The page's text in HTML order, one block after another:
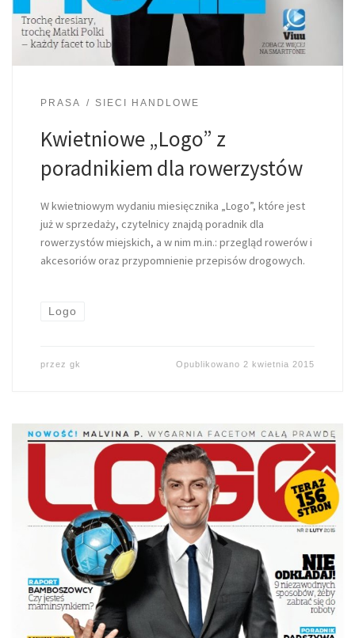
PRASA SIECI HANDLOWE
Kwietniowe „Logo” z
poradnikiem dla rowerzystów
W kwietniowym wydaniu miesięcznika „Logo”, które jest
już w sprzedaży, czytelnicy znajdą poradnik dla
rowerzystów miejskich, a w nim m.in.: przegląd rowerów i
akcesoriów oraz przypomnienie przepisów drogowych.
Logo
przez gk Opublikowano2 kwietnia 2015